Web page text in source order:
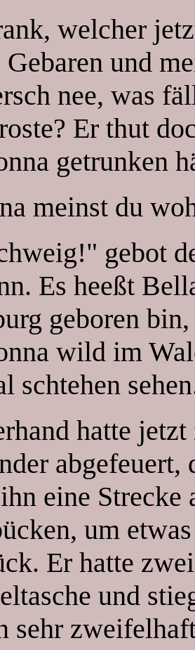
welcher
Gebaren und
nee, was
Er thut
getrunken
meinst du
gebot
Es heeßt
geboren
wild im
schtehen
hatte
eine
um
Er hatte
und
sehr